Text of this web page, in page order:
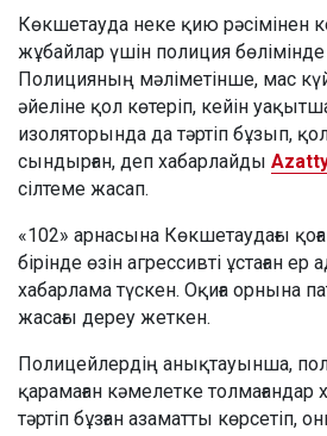
Көкшетауда неке қию рәсімінен
жұбайлар үшін полиция
Полицияның мәліметінше, мас
әйеліне қол көтеріп, кейін
изоляторында да тәртіп бұзып,
сындырған, деп хабарлайды
сілтеме жасап.
«102» арнасына Көкшетаудағы
бірінде өзін агрессивті ұстаған
хабарлама түскен. Оқиға орнына
жасағы дереу жеткен.
Полицейлердің анықтауынша,
қарамаған кәмелетке толмағандар
тәртіп бұзған азаматты көрсетіп,